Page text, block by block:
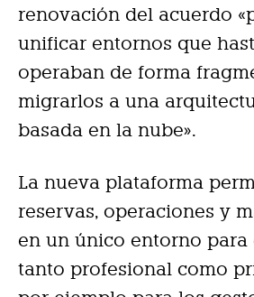
renovación del acuerdo
unificar entornos que
operaban de forma
migrarlos a una
basada en la nube».
La nueva plataforma
reservas, operaciones y
en un único entorno para
tanto profesional como